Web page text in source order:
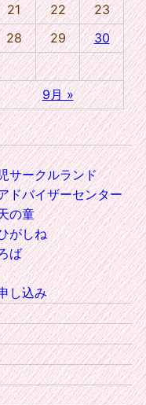
21 22
23
28 29
30
9月 »
サークルランド
ドバイザーセンター
の童
がしね
ば
し込み